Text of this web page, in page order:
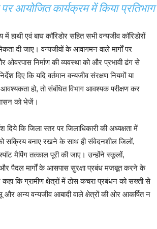
आयोजित कार्यक्रम में किया प्रतिभाग
हाथी एवं बाघ कॉरिडोर सहित सभी वन्यजीव कॉरिडोरों
दी जाए। वन्यजीवों के आवागमन वाले मार्गों पर
निर्माण की व्यवस्था को और प्रभावी ढंग से
दिए कि यदि वर्तमान वन्यजीव संरक्षण नियमों या
हो, तो संबंधित विभाग आवश्यक परीक्षण कर
को भेजें।
दिये कि जिला स्तर पर जिलाधिकारी की अध्यक्षता में
सक्रिय बनाए रखने के साथ ही संवेदनशील जिलों,
मैपिंग तत्काल पूरी की जाए। उन्होंने स्कूलों,
पैदल मार्गों के आसपास सुरक्षा प्रबंध मजबूत करने के
कि ग्रामीण क्षेत्रों में ठोस कचरा प्रबंधन को सख्ती से
और अन्य वन्यजीव आबादी वाले क्षेत्रों की ओर आकर्षित न